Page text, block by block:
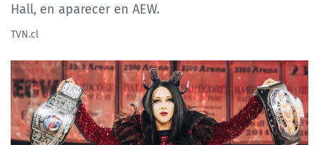
TVN PLAY
TELESERIES
NTV
Hall, en aparecer en AEW.
TVN.cl